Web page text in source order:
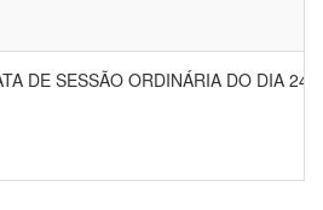
DE SESSÃO ORDINÁRIA DO DIA 24/